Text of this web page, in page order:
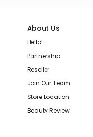
About Us
Hello!
Partnership
Reseller
Join Our Team
Store Location
Beauty Review